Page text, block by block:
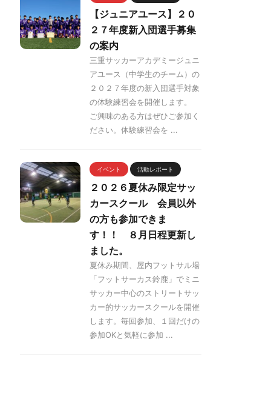
【ジュニアユース】２０
２７年度新入団選手募集
の案内
三重サッカーアカデミージュニ
アユース（中学生のチーム）の
２０２７年度の新入団選手対象
の体験練習会を開催します。
ご興味のある方はぜひご参加く
ださい。体験練習会を ...
イベント 活動レポート
２０２６夏休み限定サッ
カースクール 会員以外
の方も参加できま
す！！ ８月日程更新し
ました。
夏休み期間、屋内フットサル場
「フットサーカス鈴鹿」でミニ
サッカー中心のストリートサッ
カー的サッカースクールを開催
します。毎回参加、１回だけの
参加OKと気軽に参加 ...